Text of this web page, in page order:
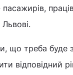
треба буде
відповідний